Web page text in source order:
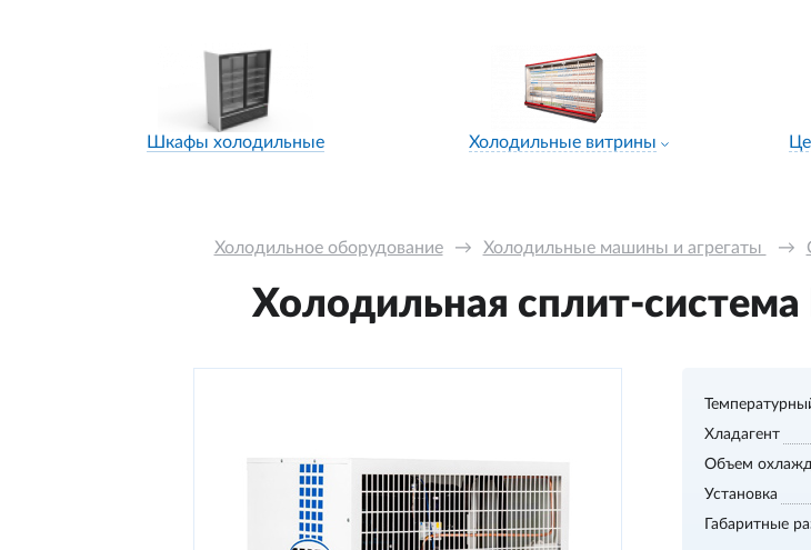
Шкафы холодильные Холодильные витрины
Холодильное оборудование → Холодильные машины и агрегаты →
Холодильная сплит-система
Хладагент
Объем
Установка
Габаритные